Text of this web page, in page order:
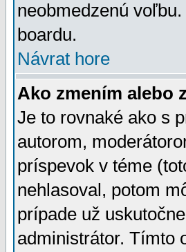
neobmedzenú
boardu.
Návrat hore
Ako zmením alebo
Je to rovnaké ako s
autorom,
príspevok v téme
nehlasoval, potom
prípade už
administrátor. Tímto